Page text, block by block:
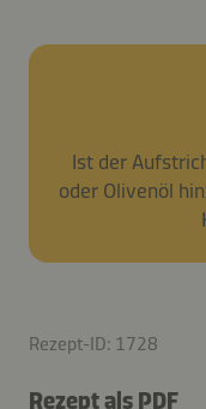
Ist der
oder Olivenöl
Rezept-ID: 1728
Rezept als PDF